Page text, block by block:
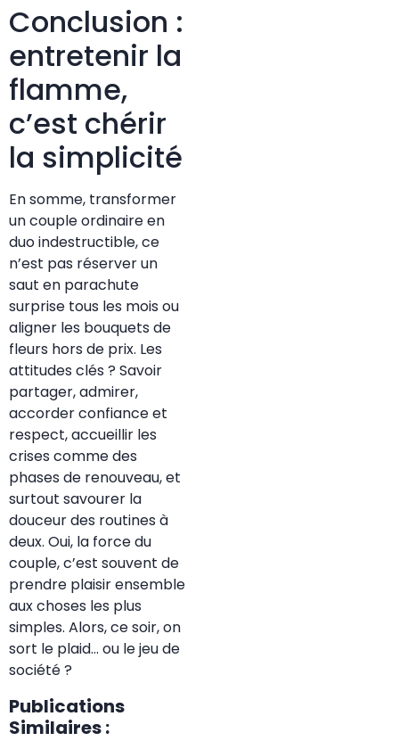
Conclusion :
entretenir la
flamme,
c’est chérir
la simplicité
En somme, transformer
un couple ordinaire en
duo indestructible, ce
n’est pas réserver un
saut en parachute
surprise tous les mois ou
aligner les bouquets de
fleurs hors de prix. Les
attitudes clés ? Savoir
partager, admirer,
accorder confiance et
respect, accueillir les
crises comme des
phases de renouveau, et
surtout savourer la
douceur des routines à
deux. Oui, la force du
couple, c’est souvent de
prendre plaisir ensemble
aux choses les plus
simples. Alors, ce soir, on
sort le plaid… ou le jeu de
société ?
Publications
Similaires :